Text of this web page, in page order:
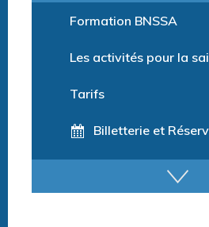
Horaires espace détente